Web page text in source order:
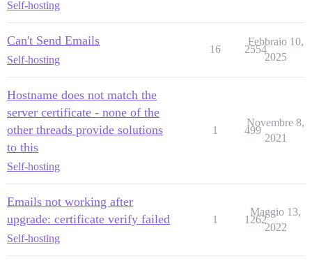
Self-hosting
Can't Send Emails
Self-hosting
16 2554
Febbraio 10,
2025
Hostname does not match the
server certificate - none of the
other threads provide solutions
to this
Self-hosting
1 499
Novembre 8,
2021
Emails not working after
upgrade: certificate verify failed
Self-hosting
1 1262
Maggio 13,
2022